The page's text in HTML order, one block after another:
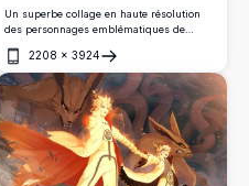
Un superbe collage en haute résolution
des personnages emblématiques de
Naruto mettant en vedette de puissantes
techniques oculaires, notamment le
Sharingan, le Rinnegan et les yeux du
Chakra du Renard à Neuf Queues. Parfait
pour les fans de la légendaire série
animée.
2208 × 3924
Ouvrir